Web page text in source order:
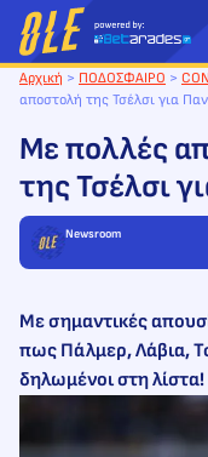
Μετάβαση
στο
περιεχόμενο
Αρχική > ΠΟΔΟΣΦΑΙΡΟ >
αποστολή της Τσέλσι για
Με πολλές
της Τσέλσι
Newsroom
Με σημαντικές
πως Πάλμερ, Λάβια,
δηλωμένοι στη λίστα!